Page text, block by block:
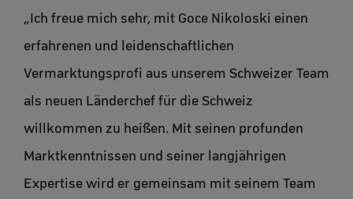
„Ich freue mich sehr, mit Goce Nikoloski einen
erfahrenen und leidenschaftlichen
Vermarktungsprofi aus unserem Schweizer Team
als neuen Länderchef für die Schweiz
willkommen zu heißen. Mit seinen profunden
Marktkenntnissen und seiner langjährigen
Expertise wird er gemeinsam mit seinem Team